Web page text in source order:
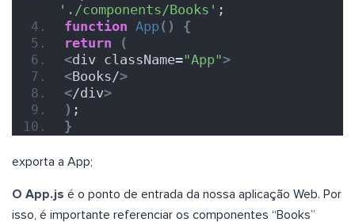
'./components/Books' ;
function App ()
{
return
(
<div className="App">
<Books/>
</div>
) ;
}
exporta a App;
O App.js é o ponto de entrada da nossa aplicação Web. Por
isso, é importante referenciar os componentes “Books”